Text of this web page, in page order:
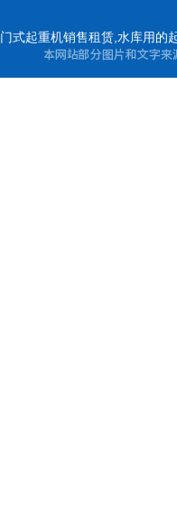
门式起重机销售租赁,水库用的